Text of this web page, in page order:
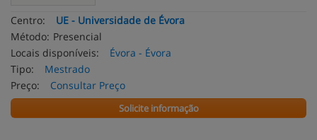
Centro:
UE - Universidade de Évora
Método: Presencial
Locais disponíveis:
Évora - Évora
Tipo:
Mestrado
Preço:
Consultar Preço
Solicite informação